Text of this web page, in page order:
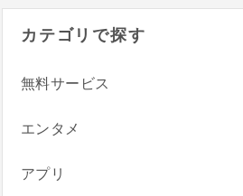
カテゴリで探す
無料サービス
エンタメ
アプリ